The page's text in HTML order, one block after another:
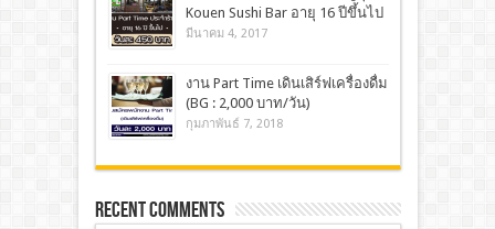
Kouen Sushi Bar อายุ 16 ปีขึ้นไป
มีนาคม 4, 2017
งาน Part Time เดินเสิร์ฟเครื่องดื่ม
(BG : 2,000 บาท/วัน)
กุมภาพันธ์ 7, 2018
Recent Comments